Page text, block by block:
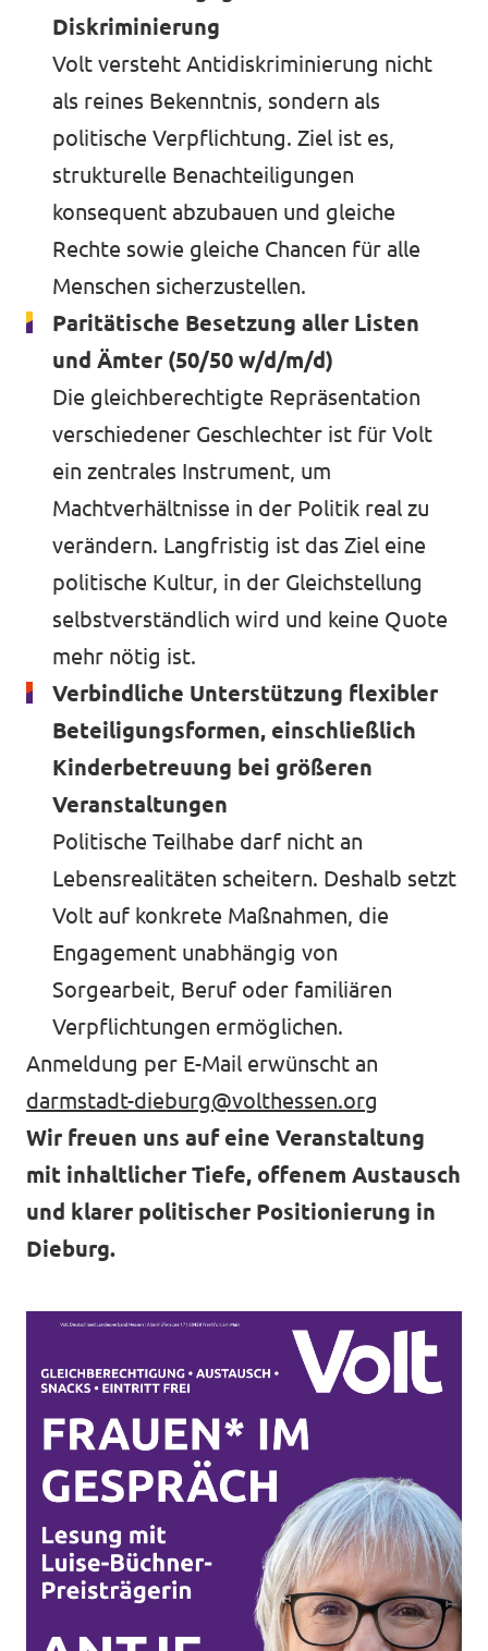
Diskriminierung
Volt versteht Antidiskriminierung nicht
als reines Bekenntnis, sondern als
politische Verpflichtung. Ziel ist es,
strukturelle Benachteiligungen
konsequent abzubauen und gleiche
Rechte sowie gleiche Chancen für alle
Menschen sicherzustellen.
Paritätische Besetzung aller Listen
und Ämter (50/50 w/d/m/d)
Die gleichberechtigte Repräsentation
verschiedener Geschlechter ist für Volt
ein zentrales Instrument, um
Machtverhältnisse in der Politik real zu
verändern. Langfristig ist das Ziel eine
politische Kultur, in der Gleichstellung
selbstverständlich wird und keine Quote
mehr nötig ist.
Verbindliche Unterstützung flexibler
Beteiligungsformen, einschließlich
Kinderbetreuung bei größeren
Veranstaltungen
Politische Teilhabe darf nicht an
Lebensrealitäten scheitern. Deshalb setzt
Volt auf konkrete Maßnahmen, die
Engagement unabhängig von
Sorgearbeit, Beruf oder familiären
Verpflichtungen ermöglichen.
Anmeldung per E-Mail erwünscht an
darmstadt-dieburg@volthessen.org
Wir freuen uns auf eine Veranstaltung
mit inhaltlicher Tiefe, offenem Austausch
und klarer politischer Positionierung in
Dieburg.